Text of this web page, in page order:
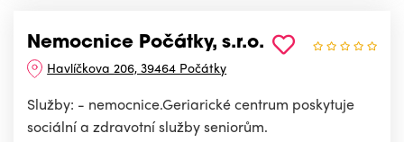
Nemocnice Počátky, s.r.o.
Havlíčkova 206, 39464 Počátky
Služby: - nemocnice.Geriarické centrum poskytuje
sociální a zdravotní služby seniorům.